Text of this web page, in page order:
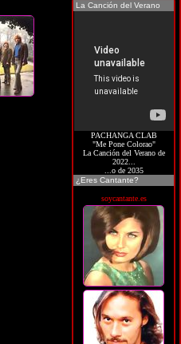
La Canción del Verano
PACHANGA CLAB
"Me Pone Colorao"
La Canción del Verano de
2022...
...o de 2035
¿Eres Cantante?
soycantante.es